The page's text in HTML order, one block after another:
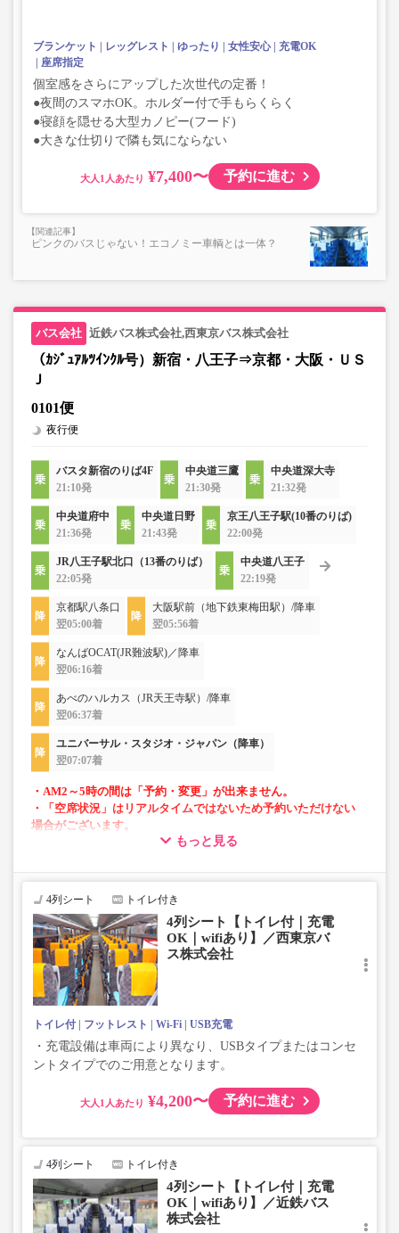
ブランケット レッグレスト ゆったり 女性安心
充電OK
座席指定
個室感をさらにアップした次世代の定番！
●夜間のスマホOK。ホルダー付で手もらくらく
●寝顔を隠せる大型カノピー(フード)
●大きな仕切りで隣も気にならない
大人 ¥7,400〜 予約に進む
ピンクのバスじゃない！エコノミー車輌とは一体？
近鉄バス株式会社,西東京バス株式会社
（ｶｼﾞｭｱﾙﾂｲﾝｸﾙ号）新宿・八王子⇒京都・大阪・ＵＳ
Ｊ
0101便
夜行便
バスタ新宿のりば4F
21:10発
中央道三鷹
21:30発
中央道深大寺
21:32発
中央道府中
21:36発
中央道日野
21:43発
京王八王子駅(10番のりば)
22:00発
JR八王子駅北口（13番のりば）
22:05発
中央道八王子
22:19発
京都駅八条口
翌05:00着
大阪駅前（地下鉄東梅田駅）/降車
翌05:56着
なんばOCAT(JR難波駅)／降車
翌06:16着
あべのハルカス（JR天王寺駅）/降車
翌06:37着
ユニバーサル・スタジオ・ジャパン（降車）
翌07:07着
・AM2～5時の間は「予約・変更」が出来ません。
・「空席状況」はリアルタイムではないため予約いただけない
場合がございます。
・車両は予告なく変更となる場合がございます。これに伴い、
じめご了承ください。
もっと見る
4列シート トイレ付き
4列シート【トイレ付｜充電
OK｜wifiあり】／西東京バ
ス株式会社
トイレ付 フットレスト Wi-Fi USB充電
・充電設備は車両により異なり、USBタイプまたはコンセ
ントタイプでのご用意となります。
大人 ¥4,200〜 予約に進む
4列シート トイレ付き
4列シート【トイレ付｜充電
OK｜wifiあり】／近鉄バス
株式会社